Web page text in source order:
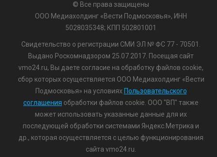
© Все права защищены
ООО Медиахолдинг «Вести Подмосковья», ИНН
5028035348; КПП 502801001
Свидетельство о регистрации СМИ ЭЛ № ФС 77 - 70501.
Выдано Роскомнадзором 25.07.2017. Посещая сайт
vmo24.ru, Вы даете согласие на обработку файлов cookie,
сбор которых осуществляется ООО Медиахолдинг «Вести
Подмосковья» на условиях Пользовательского
соглашения обработки файлов cookie. ООО "ВП" также
может использовать указанные данные для их
последующей обработки системами Яндекс.Метрика и
др., которая осуществляется с целью функционирования
сайта vmo24.ru.